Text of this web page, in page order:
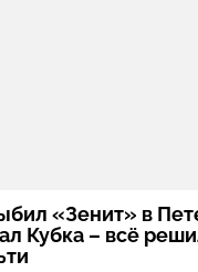
«Зенит» в
Кубка – всё